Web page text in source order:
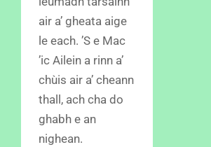
air a’ gheata aige
le each. ’S e Mac
’ic Ailein a rinn a’
chùis air a’ cheann
thall, ach cha do
ghabh e an
nighean.